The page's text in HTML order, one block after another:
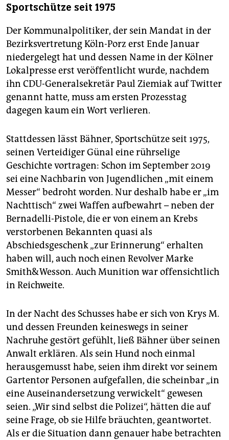
Sportschütze seit 1975
Der Kommunalpolitiker, der sein Mandat in der
Bezirksvertretung Köln-Porz erst Ende Januar
niedergelegt hat und dessen Name in der Kölner
Lokalpresse erst veröffentlicht wurde, nachdem
ihn CDU-Generalsekretär Paul Ziemiak auf Twitter
genannt hatte, muss am ersten Prozesstag
dagegen kaum ein Wort verlieren.
Stattdessen lässt Bähner, Sportschütze seit 1975,
seinen Verteidiger Günal eine rührselige
Geschichte vortragen: Schon im September 2019
sei eine Nachbarin von Jugendlichen „mit einem
Messer“ bedroht worden. Nur deshalb habe er „im
Nachttisch“ zwei Waffen aufbewahrt – neben der
Bernadelli-Pistole, die er von einem an Krebs
verstorbenen Bekannten quasi als
Abschiedsgeschenk „zur Erinnerung“ erhalten
haben will, auch noch einen Revolver Marke
Smith&Wesson. Auch Munition war offensichtlich
in Reichweite.
In der Nacht des Schusses habe er sich von Krys M.
und dessen Freunden keineswegs in seiner
Nachruhe gestört gefühlt, ließ Bähner über seinen
Anwalt erklären. Als sein Hund noch einmal
herausgemusst habe, seien ihm direkt vor seinem
Gartentor Personen aufgefallen, die scheinbar „in
eine Auseinandersetzung verwickelt“ gewesen
seien. „Wir sind selbst die Polizei“, hätten die auf
seine Frage, ob sie Hilfe bräuchten, geantwortet.
Als er die Situation dann genauer habe betrachten